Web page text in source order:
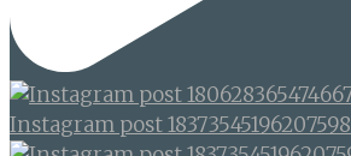
Instagram post 18373545196207598